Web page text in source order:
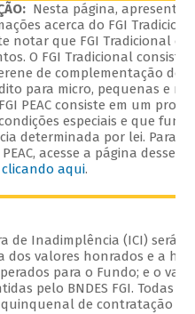
Nesta página,
acerca do FGI
notar que FGI Tradicional e
O FGI Tradicional consiste
de complementação de
para micro, pequenas e
PEAC consiste em um
especiais e que
determinada por lei. Para
acesse a página desse
clicando aqui.
de Inadimplência (ICI) será
dos valores honrados e a
para o Fundo; e o
pelo BNDES FGI. Todas as
de contratação de